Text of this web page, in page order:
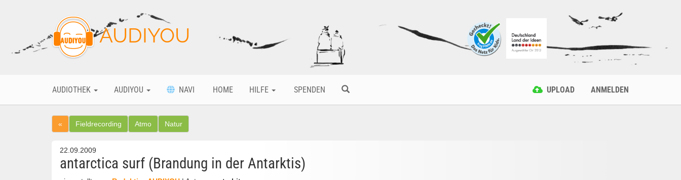
AUDIYOU
AUDIOTHEK AUDIYOU NAVI HOME HILFE SPENDEN UPLOAD ANMELDEN
« Fieldrecording Atmo Natur
22.09.2009
antarctica surf (Brandung in der Antarktis)